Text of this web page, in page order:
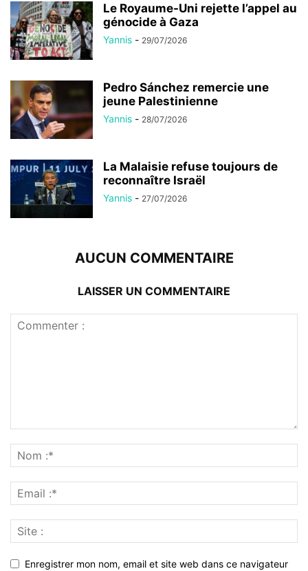
Le Royaume-Uni rejette l’appel au
génocide à Gaza
Yannis - 29/07/2026
Pedro Sánchez remercie une
jeune Palestinienne
Yannis - 28/07/2026
La Malaisie refuse toujours de
reconnaître Israël
Yannis - 27/07/2026
AUCUN COMMENTAIRE
LAISSER UN COMMENTAIRE
Enregistrer mon nom, email et site web dans ce navigateur